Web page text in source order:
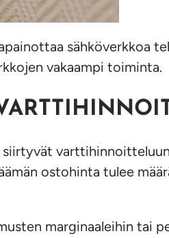
sähköverkkoa
vakaampi toiminta.
siirtyvät
ostohinta tulee
marginaaleihin tai